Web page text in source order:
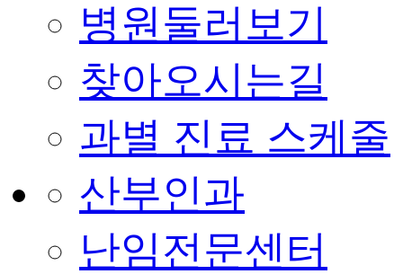
병원둘러보기
찾아오시는길
과별 진료 스케줄
산부인과
난임전문센터